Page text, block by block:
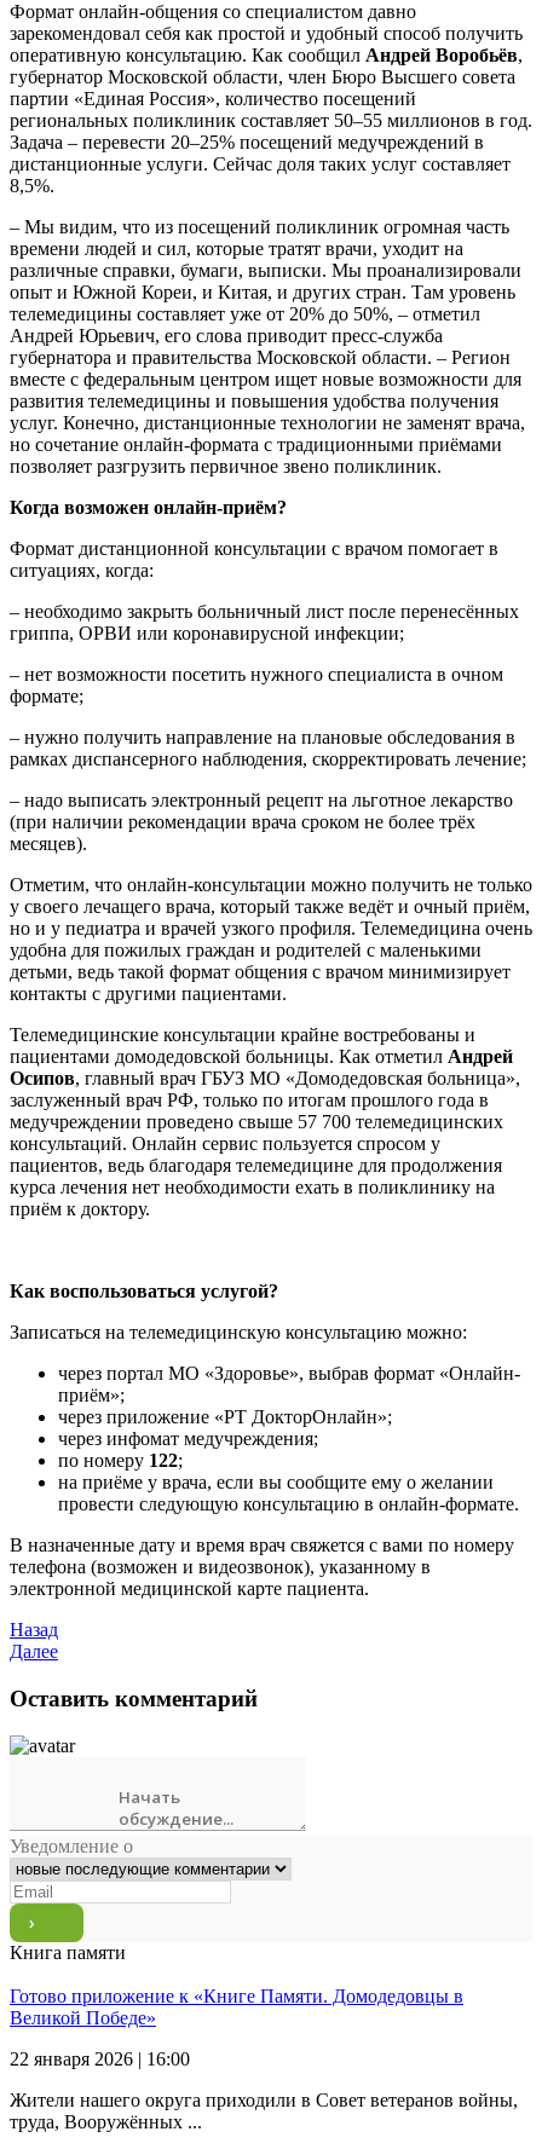
Формат онлайн-общения со специалистом давно
зарекомендовал себя как простой и удобный способ получить
оперативную консультацию. Как сообщил Андрей Воробьёв,
губернатор Московской области, член Бюро Высшего совета
партии «Единая Россия», количество посещений
региональных поликлиник составляет 50–55 миллионов в год.
Задача – перевести 20–25% посещений медучреждений в
дистанционные услуги. Сейчас доля таких услуг составляет
8,5%.
– Мы видим, что из посещений поликлиник огромная часть
времени людей и сил, которые тратят врачи, уходит на
различные справки, бумаги, выписки. Мы проанализировали
опыт и Южной Кореи, и Китая, и других стран. Там уровень
телемедицины составляет уже от 20% до 50%, – отметил
Андрей Юрьевич, его слова приводит пресс-служба
губернатора и правительства Московской области. – Регион
вместе с федеральным центром ищет новые возможности для
развития телемедицины и повышения удобства получения
услуг. Конечно, дистанционные технологии не заменят врача,
но сочетание онлайн-формата с традиционными приёмами
позволяет разгрузить первичное звено поликлиник.
Когда возможен онлайн-приём?
Формат дистанционной консультации с врачом помогает в
ситуациях, когда:
– необходимо закрыть больничный лист после перенесённых
гриппа, ОРВИ или коронавирусной инфекции;
– нет возможности посетить нужного специалиста в очном
формате;
– нужно получить направление на плановые обследования в
рамках диспансерного наблюдения, скорректировать лечение;
– надо выписать электронный рецепт на льготное лекарство
(при наличии рекомендации врача сроком не более трёх
месяцев).
Отметим, что онлайн-консультации можно получить не только
у своего лечащего врача, который также ведёт и очный приём,
но и у педиатра и врачей узкого профиля. Телемедицина очень
удобна для пожилых граждан и родителей с маленькими
детьми, ведь такой формат общения с врачом минимизирует
контакты с другими пациентами.
Телемедицинские консультации крайне востребованы и
пациентами домодедовской больницы. Как отметил Андрей
Осипов, главный врач ГБУЗ МО «Домодедовская больница»,
заслуженный врач РФ, только по итогам прошлого года в
медучреждении проведено свыше 57 700 телемедицинских
консультаций. Онлайн сервис пользуется спросом у
пациентов, ведь благодаря телемедицине для продолжения
курса лечения нет необходимости ехать в поликлинику на
приём к доктору.
Как воспользоваться услугой?
Записаться на телемедицинскую консультацию можно:
через портал МО «Здоровье», выбрав формат «Онлайн-
приём»;
через приложение «РТ ДокторОнлайн»;
через инфомат медучреждения;
по номеру 122;
на приёме у врача, если вы сообщите ему о желании
провести следующую консультацию в онлайн-формате.
В назначенные дату и время врач свяжется с вами по номеру
телефона (возможен и видеозвонок), указанному в
электронной медицинской карте пациента.
Назад
Далее
Оставить комментарий
Уведомление о
Книга памяти
Готово приложение к «Книге Памяти. Домодедовцы в
Великой Победе»
22 января 2026 | 16:00
Жители нашего округа приходили в Совет ветеранов войны,
труда, Вооружённых ...